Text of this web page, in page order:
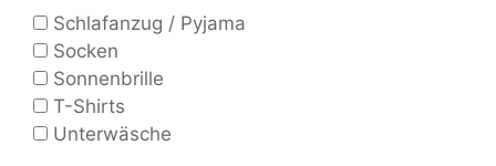
Schlafanzug / Pyjama
Socken
Sonnenbrille
T-Shirts
Unterwäsche